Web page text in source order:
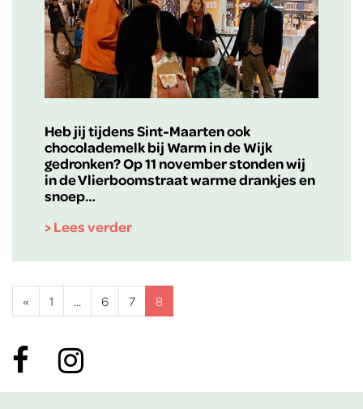
Heb jij tijdens Sint-Maarten ook
chocolademelk bij Warm in de Wijk
gedronken? Op 11 november stonden wij
in de Vlierboomstraat warme drankjes en
snoep…
> Lees verder
Posts navigation
« 1 6 7 8